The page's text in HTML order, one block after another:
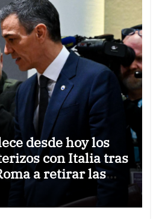
desde hoy los
con Italia tras
a retirar las